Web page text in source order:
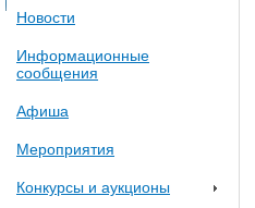
Новости
Информационные
сообщения
Афиша
Мероприятия
Конкурсы и аукционы